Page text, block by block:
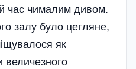
час чималим дивом.
залу було цегляне,
як
величезного